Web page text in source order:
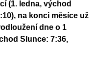
(1. ledna, východ
na konci měsíce už
dne o 1
Slunce: 7:36,